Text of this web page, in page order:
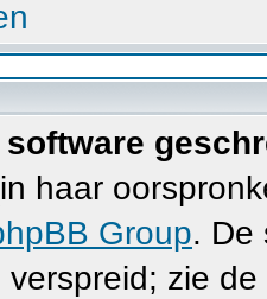
software
haar
Group. De
zie